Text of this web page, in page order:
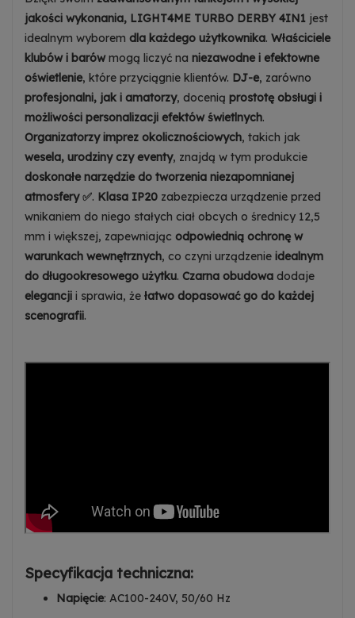
jakości wykonania, LIGHT4ME TURBO DERBY 4IN1 jest
idealnym wyborem dla każdego użytkownika. Właściciele
klubów i barówmogą liczyć na niezawodne i efektowne
oświetlenie, które przyciągnie klientów. DJ-e, zarówno
profesjonalni, jak i amatorzy, docenią prostotę obsługi i
możliwości personalizacji efektów świetlnych.
Organizatorzy imprez okolicznościowych, takich jak
wesela, urodziny czy eventy, znajdą w tym produkcie
doskonałe narzędzie do tworzenia niezapomnianej
atmosfery ✅. Klasa IP20 zabezpiecza urządzenie przed
wnikaniem do niego stałych ciał obcych o średnicy 12,5
mm i większej, zapewniając odpowiednią ochronę w
warunkach wewnętrznych, co czyni urządzenie idealnym
do długookresowego użytku. Czarna obudowa dodaje
elegancji i sprawia, że łatwo dopasować go do każdej
scenografii.
Specyfikacja techniczna:
Napięcie: AC100-240V, 50/60 Hz